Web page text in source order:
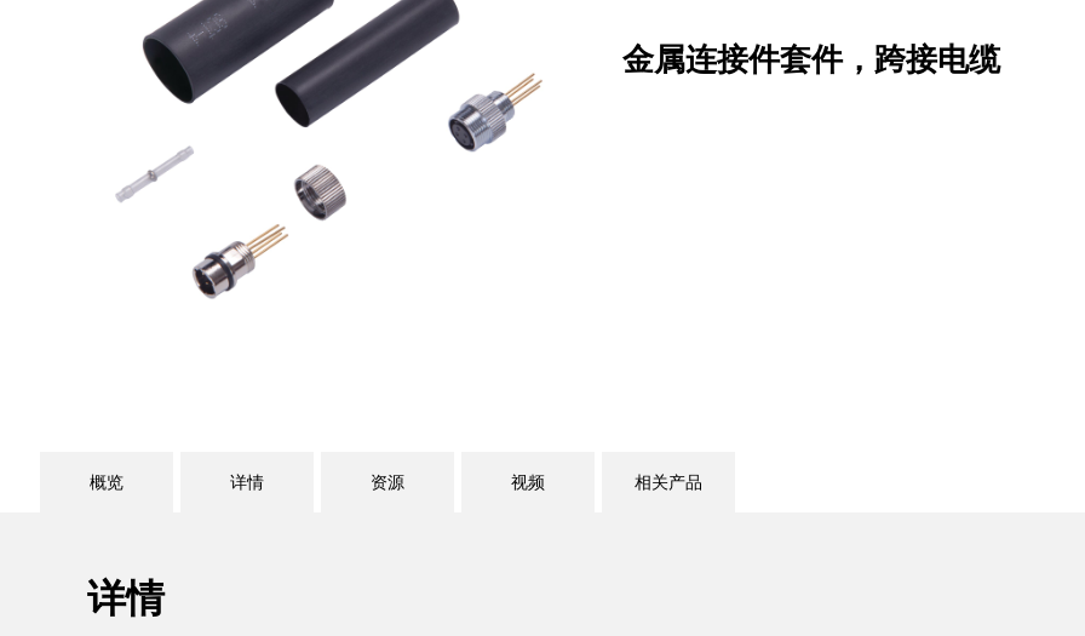
金属连接件套件，跨接电缆
概览 详情 资源 视频 相关产品
详情